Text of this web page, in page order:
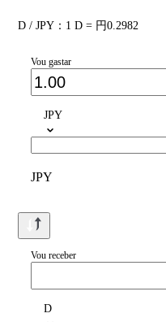
D / JPY：1 D = 円0.2982
Vou gastar
JPY
JPY
Vou receber
D